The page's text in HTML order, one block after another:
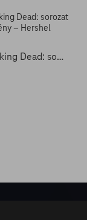
The Walking Dead: sorozat vs. képregény – Hershel farmja